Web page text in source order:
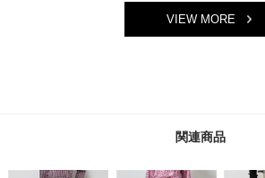
VIEW MORE
関連商品